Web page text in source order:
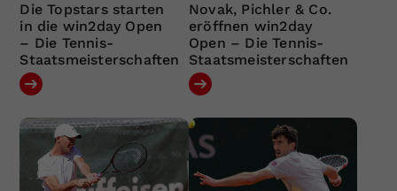
Die Topstars starten
in die win2day Open
– Die Tennis-
Staatsmeisterschaften
Novak, Pichler & Co.
eröffnen win2day
Open – Die Tennis-
Staatsmeisterschaften